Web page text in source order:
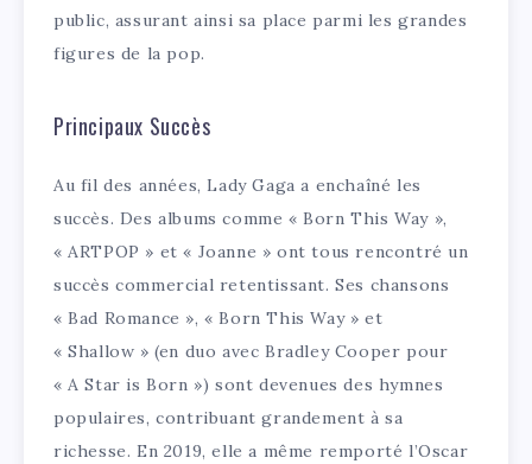
public, assurant ainsi sa place parmi les grandes
figures de la pop.
Principaux Succès
Au fil des années, Lady Gaga a enchaîné les
succès. Des albums comme « Born This Way »,
« ARTPOP » et « Joanne » ont tous rencontré un
succès commercial retentissant. Ses chansons
« Bad Romance », « Born This Way » et
« Shallow » (en duo avec Bradley Cooper pour
« A Star is Born ») sont devenues des hymnes
populaires, contribuant grandement à sa
richesse. En 2019, elle a même remporté l’Oscar